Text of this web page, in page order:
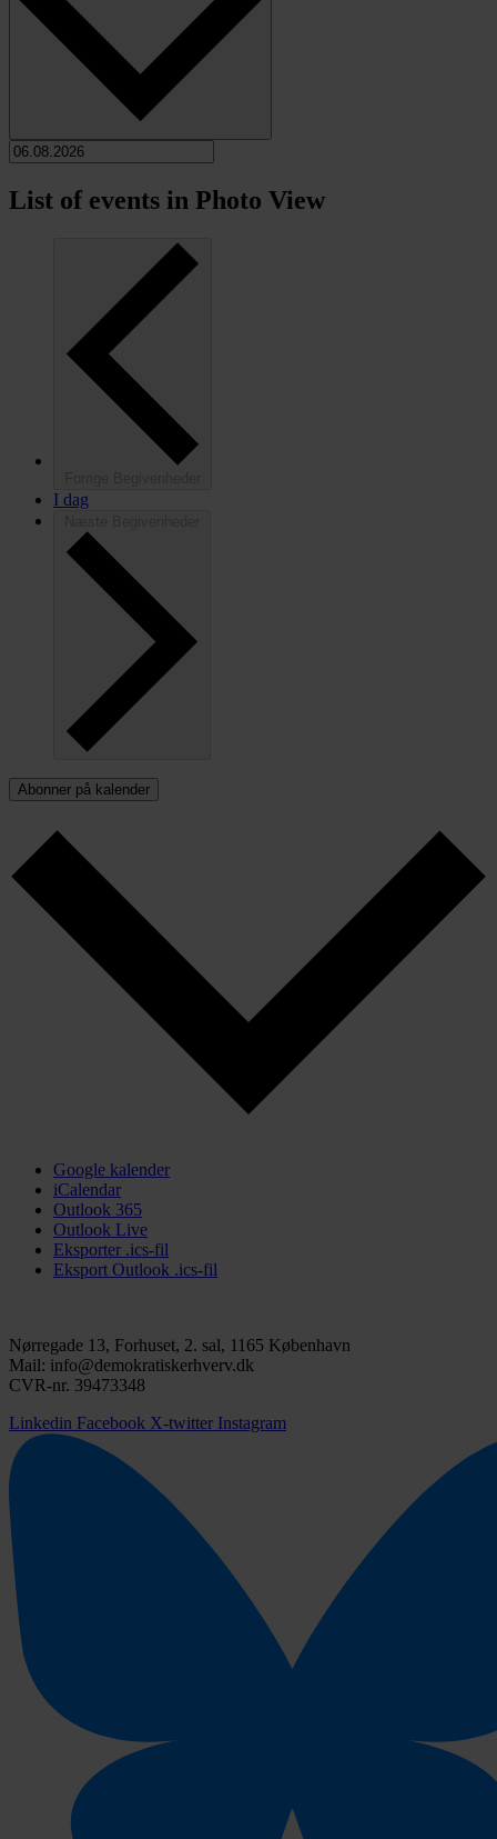
List of events in Photo View
I dag
Abonner på kalender
Google kalender
iCalendar
Outlook 365
Outlook Live
Eksporter .ics-fil
Eksport Outlook .ics-fil
Nørregade 13, Forhuset, 2. sal, 1165 København
Mail: info@demokratiskerhverv.dk
CVR-nr. 39473348
Linkedin Facebook X-twitter Instagram